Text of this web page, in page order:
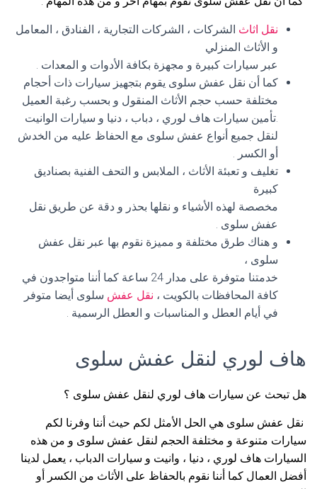
نقل اثاث الشركات ، الشركات التجارية ، الفنادق ، المعامل
و الأثاث المنزلي
عبر سيارات كبيرة و مجهزة بكافة الأدوات و المعدات .
كما أن نقل عفش سلوى يقوم بتجهيز سيارات ذات أحجام
مختلفة حسب حجم الأثاث المنقول و بحسب رغبة العميل
.تأمين سيارات هاف لوري ، دباب ، دنيا و سيارات الوانيت
لنقل جميع أنواع عفش سلوى مع الحفاظ عليه من الخدش
أو الكسر .
تغليف و تعبئة الأثاث ، الملابس و التحف الفنية بصناديق
كبيرة
مخصصة لهذه الأشياء و نقلها بحذر و دقة عن طريق نقل
عفش سلوى .
و هناك طرق مختلفة و مميزة نقوم بها عبر نقل عفش
سلوى ،
خدمتنا متوفرة على مدار 24 ساعة كما أننا متواجدون في
كافة المحافظات بالكويت ، نقل عفش سلوى أيضا متوفر
في أيام العطل و المناسبات و العطل الرسمية .
هاف لوري لنقل عفش سلوى
هل تبحث عن سيارات هاف لوري لنقل عفش سلوى ؟
نقل عفش سلوى هي الحل الأمثل لكم حيث أننا وفرنا لكم
سيارات متنوعة و مختلفة الحجم لنقل عفش سلوى و من هذه
السيارات هاف لوري ، دنيا ، وانيت و سيارات الدباب ، يعمل لدينا
أفضل العمال كما أننا نقوم بالحفاظ على الأثاث من الكسر أو